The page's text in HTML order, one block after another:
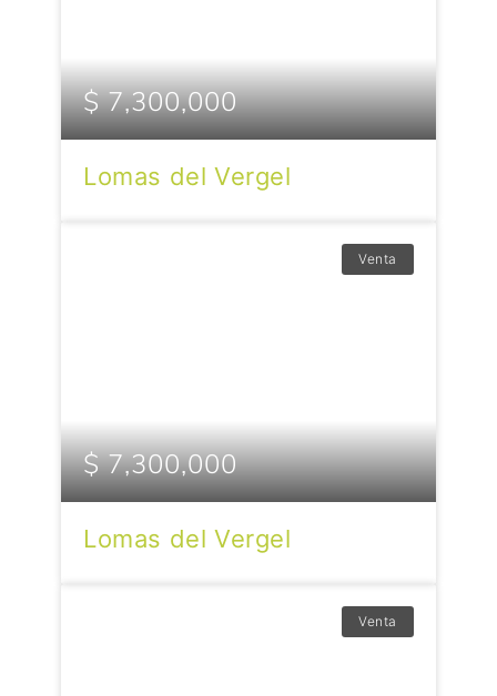
$ 7,300,000
Lomas del Vergel
Venta
$ 7,300,000
Lomas del Vergel
Venta